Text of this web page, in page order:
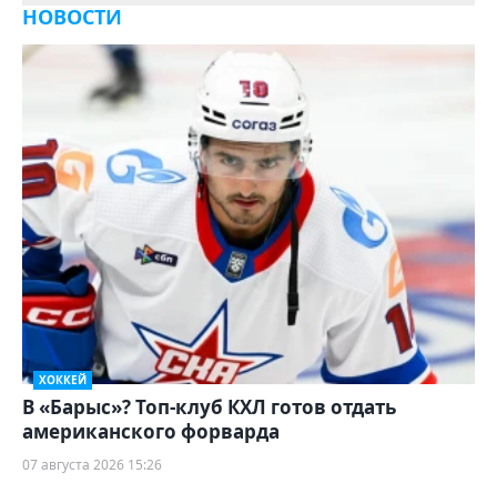
НОВОСТИ
ХОККЕЙ
В «Барыс»? Топ-клуб КХЛ готов отдать
американского форварда
07 августа 2026 15:26